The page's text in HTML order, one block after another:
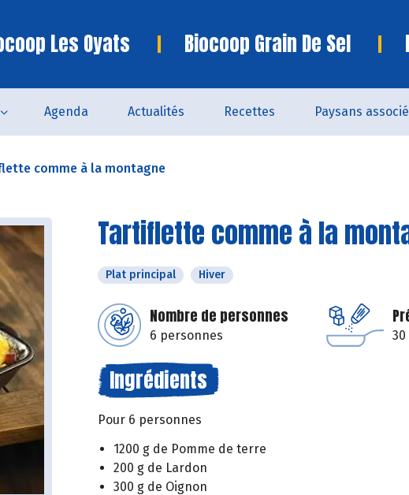
Les Oyats Biocoop Grain De Sel
Agenda Actualités Recettes Paysans
comme à la montagne
Tartiflette comme à la
Plat principal Hiver
Nombre de personnes
6 personnes
Ingrédients
Pour 6 personnes
1200 g de Pomme de terre
200 g de Lardon
300 g de Oignon